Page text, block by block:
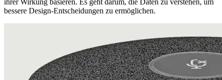
ihrer Wirkung basieren. Es geht darum, die Daten zu verstehen, um
bessere Design-Entscheidungen zu ermöglichen.